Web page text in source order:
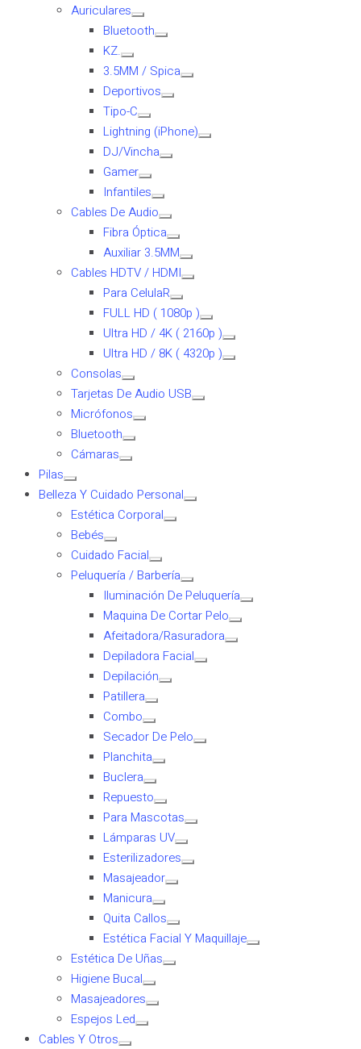
Auriculares
Bluetooth
KZ.
3.5MM / Spica
Deportivos
Tipo-C
Lightning (iPhone)
DJ/Vincha
Gamer
Infantiles
Cables De Audio
Fibra Óptica
Auxiliar 3.5MM
Cables HDTV / HDMI
Para CelulaR
FULL HD ( 1080p )
Ultra HD / 4K ( 2160p )
Ultra HD / 8K ( 4320p )
Consolas
Tarjetas De Audio USB
Micrófonos
Bluetooth
Cámaras
Pilas
Belleza Y Cuidado Personal
Estética Corporal
Bebés
Cuidado Facial
Peluquería / Barbería
Iluminación De Peluquería
Maquina De Cortar Pelo
Afeitadora/Rasuradora
Depiladora Facial
Depilación
Patillera
Combo
Secador De Pelo
Planchita
Buclera
Repuesto
Para Mascotas
Lámparas UV
Esterilizadores
Masajeador
Manicura
Quita Callos
Estética Facial Y Maquillaje
Estética De Uñas
Higiene Bucal
Masajeadores
Espejos Led
Cables Y Otros